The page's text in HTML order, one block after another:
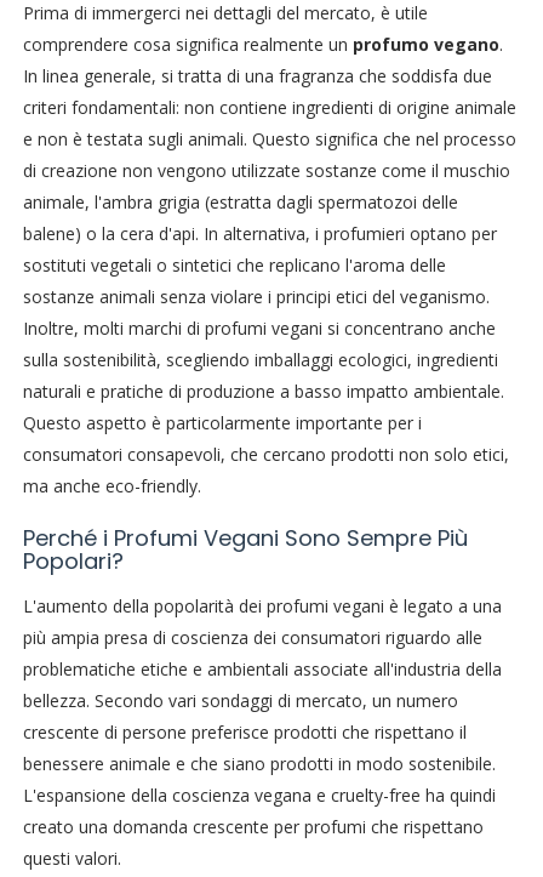
Prima di immergerci nei dettagli del mercato, è utile
comprendere cosa significa realmente un profumo vegano.
In linea generale, si tratta di una fragranza che soddisfa due
criteri fondamentali: non contiene ingredienti di origine animale
e non è testata sugli animali. Questo significa che nel processo
di creazione non vengono utilizzate sostanze come il muschio
animale, l'ambra grigia (estratta dagli spermatozoi delle
balene) o la cera d'api. In alternativa, i profumieri optano per
sostituti vegetali o sintetici che replicano l'aroma delle
sostanze animali senza violare i principi etici del veganismo.
Inoltre, molti marchi di profumi vegani si concentrano anche
sulla sostenibilità, scegliendo imballaggi ecologici, ingredienti
naturali e pratiche di produzione a basso impatto ambientale.
Questo aspetto è particolarmente importante per i
consumatori consapevoli, che cercano prodotti non solo etici,
ma anche eco-friendly.
Perché i Profumi Vegani Sono Sempre Più
Popolari?
L'aumento della popolarità dei profumi vegani è legato a una
più ampia presa di coscienza dei consumatori riguardo alle
problematiche etiche e ambientali associate all'industria della
bellezza. Secondo vari sondaggi di mercato, un numero
crescente di persone preferisce prodotti che rispettano il
benessere animale e che siano prodotti in modo sostenibile.
L'espansione della coscienza vegana e cruelty-free ha quindi
creato una domanda crescente per profumi che rispettano
questi valori.